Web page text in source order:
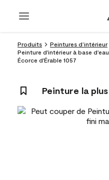
Produits
Peintures d’intérieur
Peinture d'intérieur à base
Écorce d'Érable 1057
Peinture la